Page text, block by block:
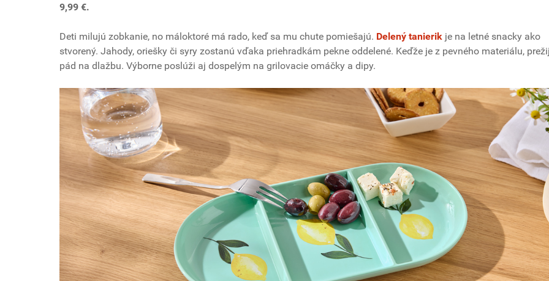
9,99 €.
Deti milujú zobkanie, no máloktoré má rado, keď sa mu chute pomiešajú. Delený tanierik je na letné snacky ako
stvorený. Jahody, oriešky či syry zostanú vďaka priehradkám pekne oddelené. Keďže je z pevného materiálu,
pád na dlažbu. Výborne poslúži aj dospelým na grilovacie omáčky a dipy.